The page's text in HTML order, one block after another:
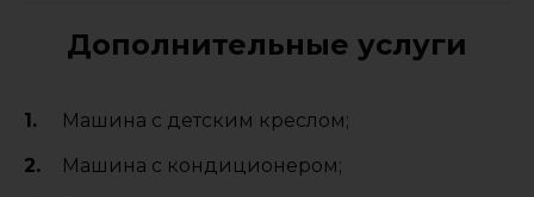
Дополнительные услуги
Машина с детским креслом;
Машина с кондиционером;